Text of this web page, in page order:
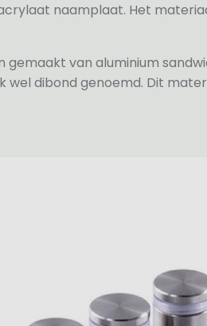
naamplaat. Het
gemaakt van aluminium
wel dibond genoemd. Dit